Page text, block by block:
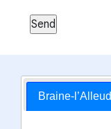
Send
Braine-l’Alleud